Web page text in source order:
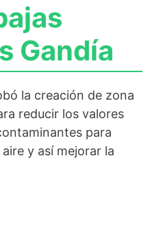
Gandía
la creación de zona
reducir los valores
para
y así mejorar la